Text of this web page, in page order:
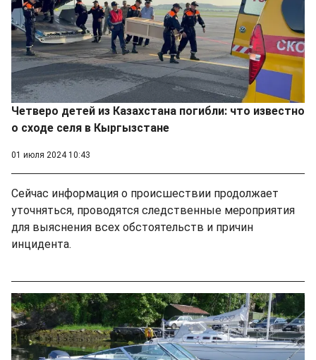
Четверо детей из Казахстана погибли: что известно
о сходе селя в Кыргызстане
01 июля 2024 10:43
Сейчас информация о происшествии продолжает
уточняться, проводятся следственные мероприятия
для выяснения всех обстоятельств и причин
инцидента.